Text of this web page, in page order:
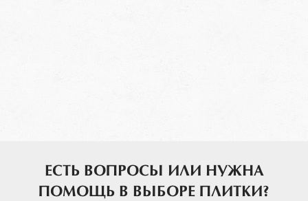
ЕСТЬ ВОПРОСЫ ИЛИ НУЖНА
ПОМОЩЬ В ВЫБОРЕ ПЛИТКИ?